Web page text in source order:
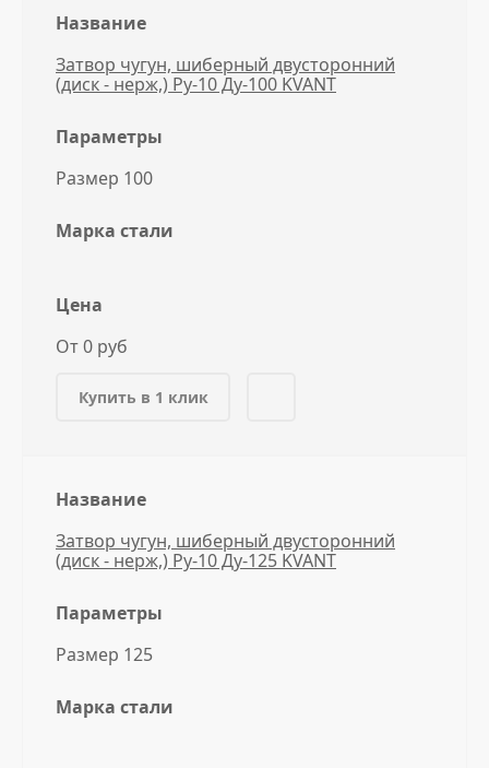
Название
Затвор чугун, шиберный двусторонний
(диск - нерж,) Ру-10 Ду-100 KVANT
Параметры
Размер 100
Марка стали
Цена
От 0 руб
Купить в 1 клик
Название
Затвор чугун, шиберный двусторонний
(диск - нерж,) Ру-10 Ду-125 KVANT
Параметры
Размер 125
Марка стали